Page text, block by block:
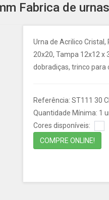
Fabrica de
Urna de Acrilico
20x20, Tampa 12x12
dobradiças, trinco para
Referência: ST111 30
Quantidade Mínima: 1
Cores disponíveis:
COMPRE ONLINE!